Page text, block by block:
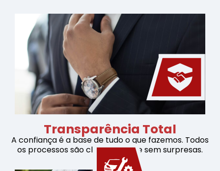
Transparência Total
A confiança é a base de tudo o que fazemos. Todos
os processos são claros, justos e sem surpresas.